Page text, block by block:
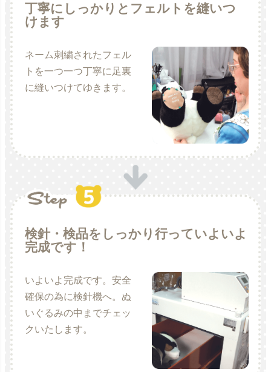
丁寧にしっかりとフェルトを縫いつ
けます
ネーム刺繍されたフェル
トを一つ一つ丁寧に足裏
に縫いつけてゆきます。
検針・検品をしっかり行っていよいよ
完成です！
いよいよ完成です。安全
確保の為に検針機へ。ぬ
いぐるみの中までチェッ
クいたします。